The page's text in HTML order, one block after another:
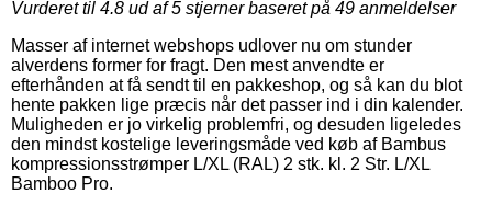
Vurderet til 4.8 ud af 5 stjerner baseret på 49 anmeldelser
Masser af internet webshops udlover nu om stunder
alverdens former for fragt. Den mest anvendte er
efterhånden at få sendt til en pakkeshop, og så kan du blot
hente pakken lige præcis når det passer ind i din kalender.
Muligheden er jo virkelig problemfri, og desuden ligeledes
den mindst kostelige leveringsmåde ved køb af Bambus
kompressionsstrømper L/XL (RAL) 2 stk. kl. 2 Str. L/XL
Bamboo Pro.